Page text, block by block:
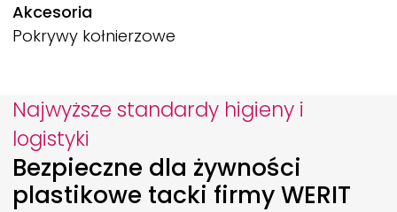
Akcesoria
Pokrywy kołnierzowe
Najwyższe standardy higieny i
logistyki
Bezpieczne dla żywności
plastikowe tacki firmyWERIT